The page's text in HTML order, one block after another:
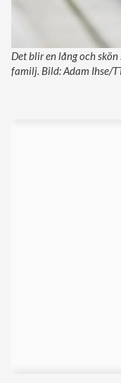
Det blir en lång och
familj. Bild: Adam Ihse/